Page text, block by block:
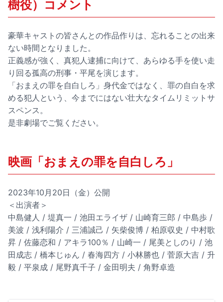
樹役）コメント
豪華キャストの皆さんとの作品作りは、忘れることの出来
ない時間となりました。
正義感が強く、真犯人逮捕に向けて、あらゆる手を使い走
り回る孤高の刑事・平尾を演じます。
「おまえの罪を自白しろ」身代金ではなく、罪の自白を求
める犯人という、今までにはない壮大なタイムリミットサ
スペンス。
是非劇場でご覧ください。
映画「おまえの罪を自白しろ」
2023年10月20日（金）公開
＜出演者＞
中島健人 / 堤真一 / 池田エライザ / 山崎育三郎 / 中島歩 /
美波 / 浅利陽介 / 三浦誠己 / 矢柴俊博 / 柏原収史 / 中村歌
昇 / 佐藤恋和 / アキラ100％ / 山崎一 / 尾美としのり / 池
田成志 / 橋本じゅん / 春海四方 / 小林勝也 / 菅原大吉 / 升
毅 / 平泉成 / 尾野真千子 / 金田明夫 / 角野卓造